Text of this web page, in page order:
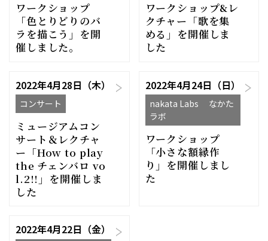
ワークショップ
「色とりどりのバ
ラを描こう」を開
催しました。
ワークショップ&レ
クチャー「歌を集
める」を開催しま
した
2022年4月28日（木）
コンサート
ミュージアムコン
サート＆レクチャ
ー「How to play
the チェンバロ vo
l.2!!」を開催しま
した
2022年4月24日（日）
nakata Labs なかた
ラボ
ワークショップ
「小さな額縁作
り」を開催しまし
た
2022年4月22日（金）